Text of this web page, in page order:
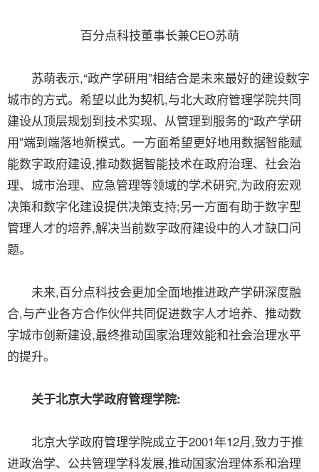
百分点科技董事长兼CEO苏萌
苏萌表示,“政产学研用”相结合是未来最好的建设数字
城市的方式。希望以此为契机,与北大政府管理学院共同
建设从顶层规划到技术实现、从管理到服务的“政产学研
用”端到端落地新模式。一方面希望更好地用数据智能赋
能数字政府建设,推动数据智能技术在政府治理、社会治
理、城市治理、应急管理等领域的学术研究,为政府宏观
决策和数字化建设提供决策支持;另一方面有助于数字型
管理人才的培养,解决当前数字政府建设中的人才缺口问
题。
未来,百分点科技会更加全面地推进政产学研深度融
合,与产业各方合作伙伴共同促进数字人才培养、推动数
字城市创新建设,最终推动国家治理效能和社会治理水平
的提升。
关于北京大学政府管理学院:
北京大学政府管理学院成立于2001年12月,致力于推
进政治学、公共管理学科发展,推动国家治理体系和治理